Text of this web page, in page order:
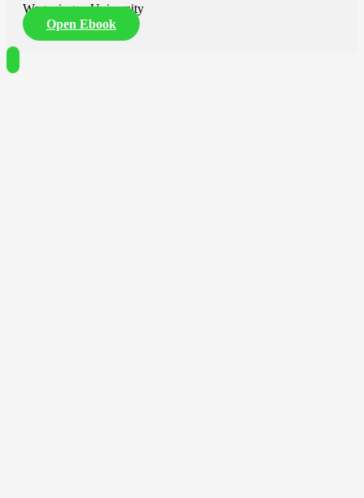
Wageningen University
Open Ebook